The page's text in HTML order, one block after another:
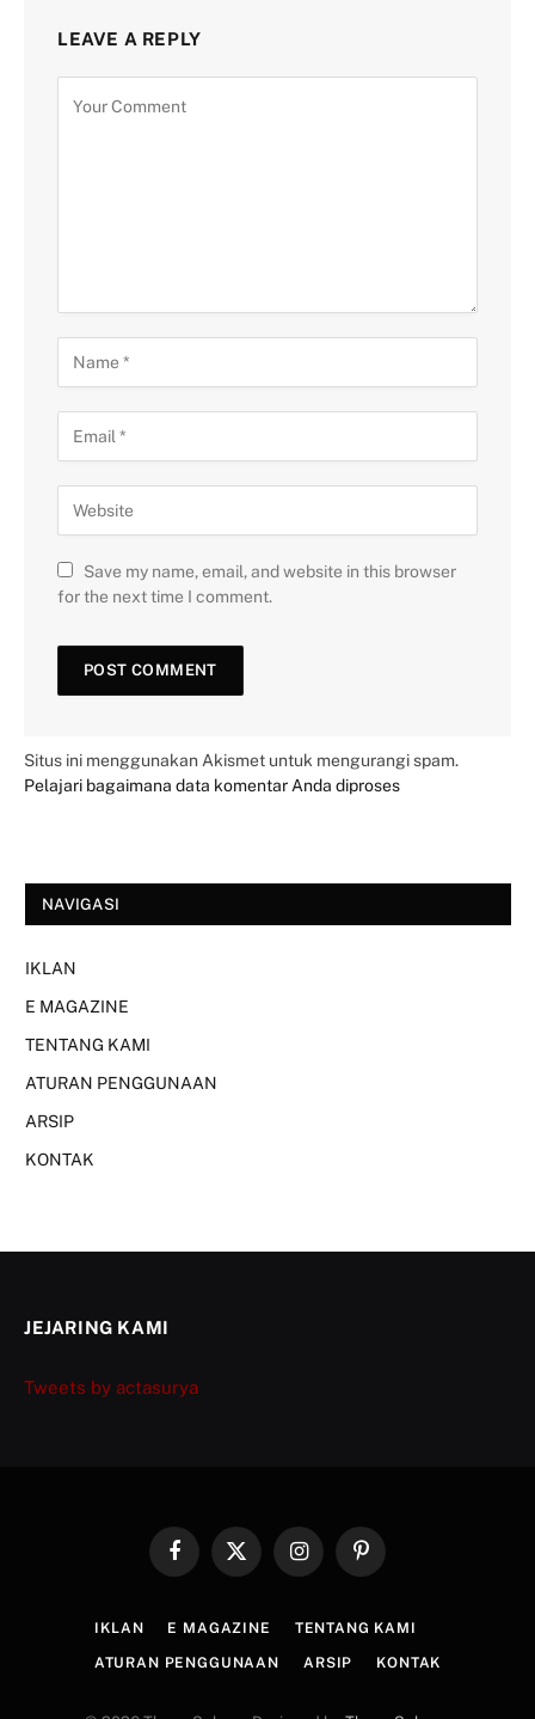
LEAVE A REPLY
Save my name, email, and website in this browser
for the next time I comment.
Situs ini menggunakan Akismet untuk mengurangi spam.
Pelajari bagaimana data komentar Anda diproses
NAVIGASI
IKLAN
E MAGAZINE
TENTANG KAMI
ATURAN PENGGUNAAN
ARSIP
KONTAK
JEJARING KAMI
Tweets by actasurya
FacebookX
InstagramPinterest
IKLAN E MAGAZINE TENTANG KAMI
ATURAN PENGGUNAAN ARSIP KONTAK